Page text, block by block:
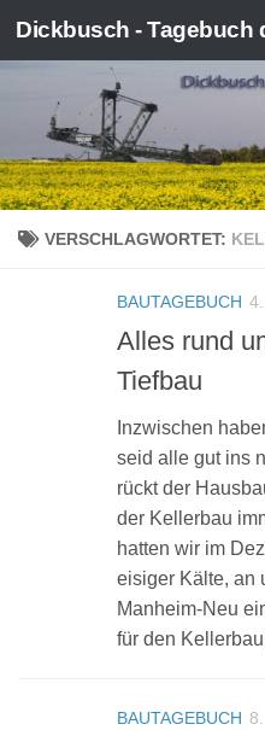
Zum Inhalt springen
VERSCHLAGWORTET:
BAUTAGEBUCH
Alles rund
Tiefbau
Inzwischen
seid alle gut ins
rückt der
der Kellerbau
hatten wir im
eisiger Kälte, an
Manheim-Neu
für den
BAUTAGEBUCH